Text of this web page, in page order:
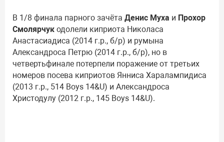
В 1/8 финала парного зачёта Денис Муха и Прохор
Смолярчук одолели киприота Николаса
Анастасиадиса (2014 г.р., б/р) и румына
Александроса Петрю (2014 г.р., б/р), но в
четвертьфинале потерпели поражение от третьих
номеров посева киприотов Янниса Харалампидиса
(2013 г.р., 514 Boys 14&U) и Александроса
Христодулу (2012 г.р., 145 Boys 14&U).